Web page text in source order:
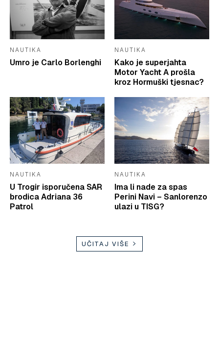
NAUTIKA
Umro je Carlo Borlenghi
NAUTIKA
Kako je superjahta
Motor Yacht A prošla
kroz Hormuški tjesnac?
NAUTIKA
U Trogir isporučena SAR
brodica Adriana 36
Patrol
NAUTIKA
Ima li nade za spas
Perini Navi – Sanlorenzo
ulazi u TISG?
UČITAJ VIŠE